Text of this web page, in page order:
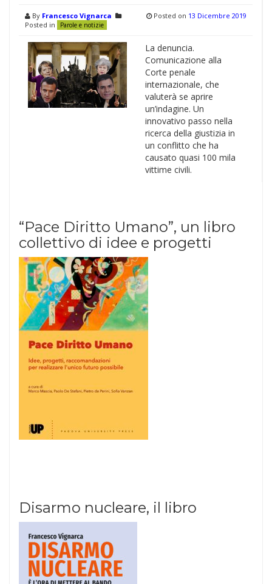
By Francesco Vignarca
Posted in
Parole e notizie
Posted on 13 Dicembre 2019
La denuncia.
Comunicazione alla
Corte penale
internazionale, che
valuterà se aprire
un’indagine. Un
innovativo passo nella
ricerca della giustizia in
un conflitto che ha
causato quasi 100 mila
vittime civili.
“Pace Diritto Umano”, un libro
collettivo di idee e progetti
Disarmo nucleare, il libro